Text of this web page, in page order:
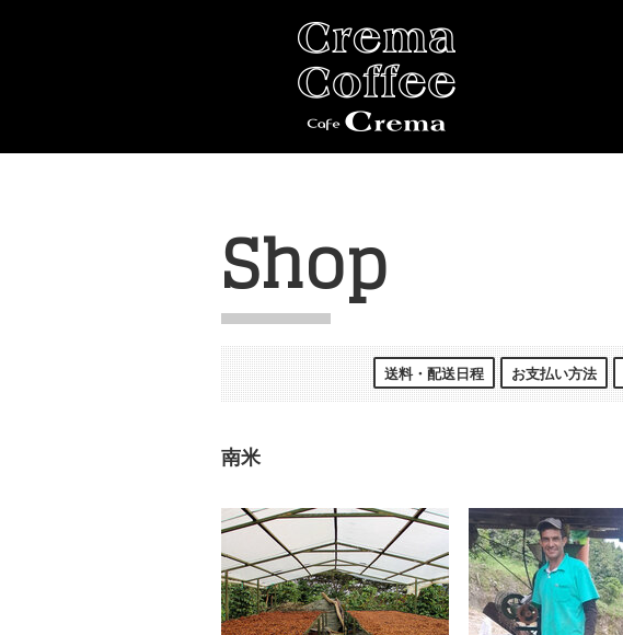
Shop
送料・配送日程 お支払い方法
南米